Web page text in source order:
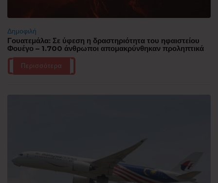
Δημοφιλή
Γουατεμάλα: Σε ύφεση η δραστηριότητα του ηφαιστείου
Φουέγο – 1.700 άνθρωποι απομακρύνθηκαν προληπτικά
Περισσότερα